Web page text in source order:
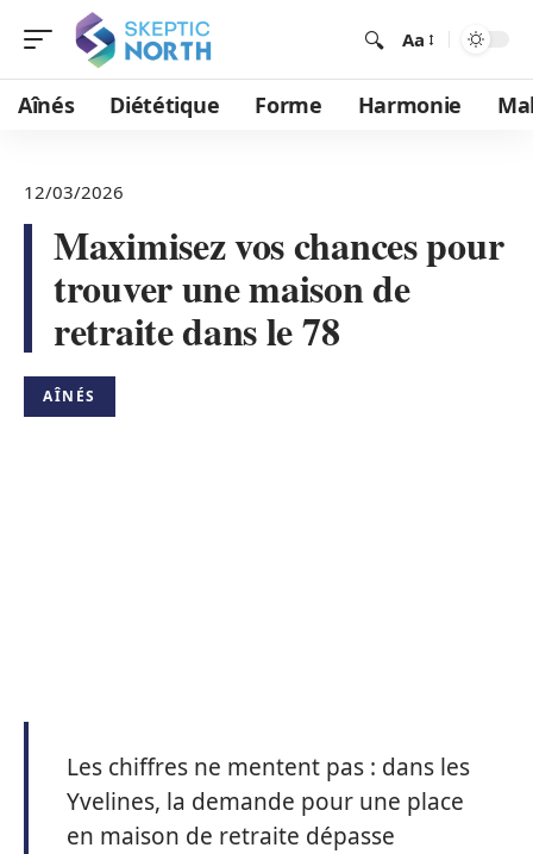
Aa
Aînés Diététique Forme Harmonie
12/03/2026
Maximisez vos chances pour
trouver une maison de
retraite dans le 78
AÎNÉS
Les chiffres ne mentent pas : dans les
Yvelines, la demande pour une place
en maison de retraite dépasse